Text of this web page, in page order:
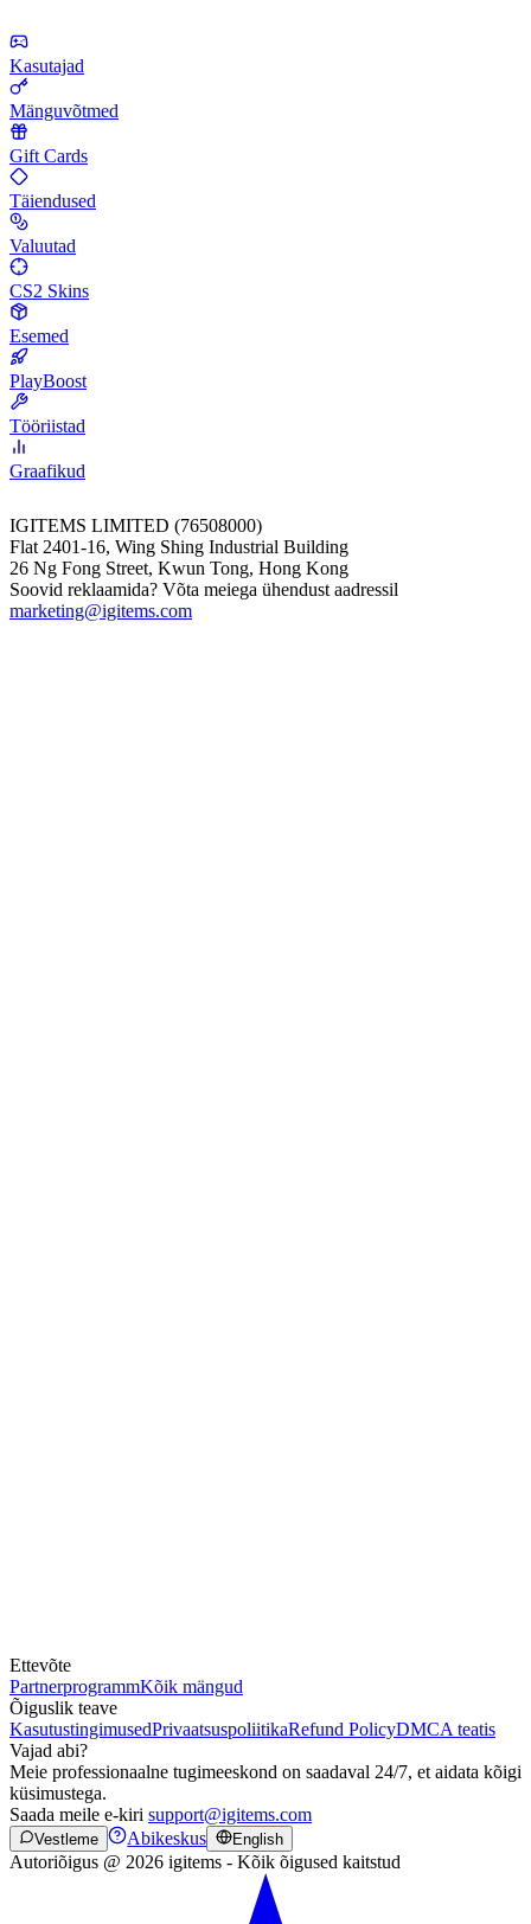
Kasutajad
Mänguvõtmed
Gift Cards
Täiendused
Valuutad
CS2 Skins
Esemed
PlayBoost
Tööriistad
Graafikud
IGITEMS LIMITED (76508000)
Flat 2401-16, Wing Shing Industrial Building
26 Ng Fong Street, Kwun Tong, Hong Kong
Soovid reklaamida? Võta meiega ühendust aadressil
marketing@igitems.com
Ettevõte
PartnerprogrammKõik mängud
Õiguslik teave
KasutustingimusedPrivaatsuspoliitikaRefund PolicyDMCA teatis
Vajad abi?
Meie professionaalne tugimeeskond on saadaval 24/7, et aidata kõigi
küsimustega.
Saada meile e-kiri support@igitems.com
Vestleme Abikeskus English
Autoriõigus @ 2026 igitems - Kõik õigused kaitstud